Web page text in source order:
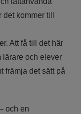
kommer till
Att få till det här
lärare och elever
främja det sätt på
och en